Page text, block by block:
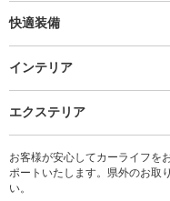
快適装備
インテリア
エクステリア
お客様が安心してカーライフを
ポートいたします。県外のお取
い。